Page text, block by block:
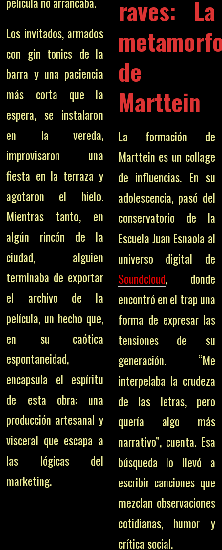
Los invitados, armados
con gin tonics de la
barra y una paciencia
más corta que la
espera, se instalaron
en la vereda,
improvisaron una
fiesta en la terraza y
agotaron el hielo.
Mientras tanto, en
algún rincón de la
ciudad, alguien
terminaba de exportar
el archivo de la
película, un hecho que,
en su caótica
espontaneidad,
encapsula el espíritu
de esta obra: una
producción artesanal y
visceral que escapa a
las lógicas del
marketing.
raves: La
de
Marttein
La formación de
Marttein es un collage
de influencias. En su
adolescencia, pasó del
conservatorio de la
Escuela Juan Esnaola al
universo digital de
Soundcloud, donde
encontró en el trap una
forma de expresar las
tensiones de su
generación. “Me
interpelaba la crudeza
de las letras, pero
quería algo más
narrativo”, cuenta. Esa
búsqueda lo llevó a
escribir canciones que
mezclan observaciones
cotidianas, humor y
crítica social.